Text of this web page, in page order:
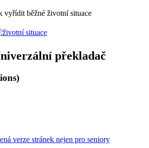
vyřídit běžné životní situace
překladač
verze stránek nejen pro seniory